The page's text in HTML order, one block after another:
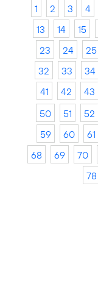
1 2 3 4
13
14 15
23
24 25
32
33 34
41
42 43
50
51 52
59
60 61
68
69 70
78